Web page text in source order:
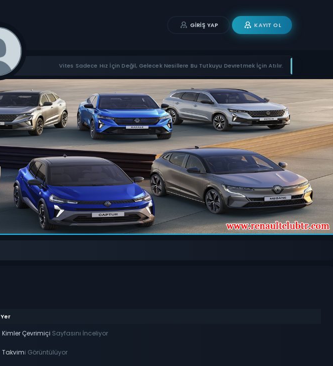
GIRIŞ YAP KAYIT OL
Vites Sadece Hız İçin Değil, Gelecek Nesillere Bu Tutkuyu Devretmek İçin Atılır.
Yer
Kimler Çevrimiçi Sayfasını İnceliyor
Takvimi Görüntülüyor